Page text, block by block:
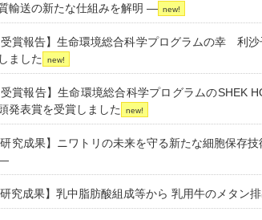
輸送の新たな仕組みを解明 ―
受賞報告】生命環境総合科学プログラムの幸 利
ました
受賞報告】生命環境総合科学プログラムのSHEK
発表賞を受賞しました
研究成果】ニワトリの未来を守る新たな細胞保存
—
研究成果】乳中脂肪酸組成等から 乳用牛のメタン